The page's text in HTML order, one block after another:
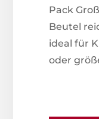
Pack
Beutel
ideal für
oder